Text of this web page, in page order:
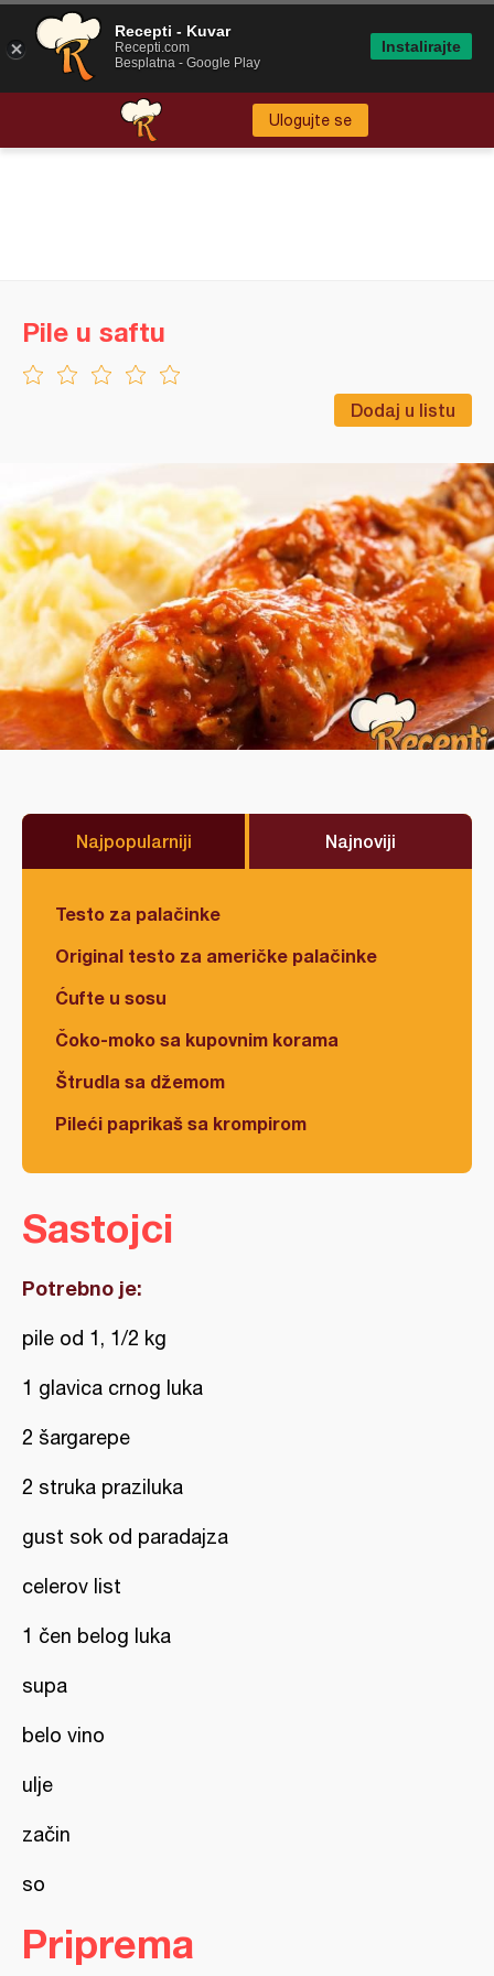
Ulogujte se
Dodaj u listu
Pile u saftu
Najpopularniji Najnoviji
Testo za palačinke
Original testo za američke palačinke
Ćufte u sosu
Čoko-moko sa kupovnim korama
Štrudla sa džemom
Pileći paprikaš sa krompirom
Sastojci
Potrebno je:
pile od 1, 1/2 kg
1 glavica crnog luka
2 šargarepe
2 struka praziluka
gust sok od paradajza
celerov list
1 čen belog luka
supa
belo vino
ulje
začin
so
Priprema
Recepti - Kuvar
Recepti.com
Besplatna - Google Play
Instalirajte